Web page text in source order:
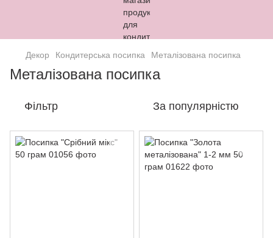
Декор Кондитерська посипка Металізована посипка
Металізована посипка
Фільтр За популярністю